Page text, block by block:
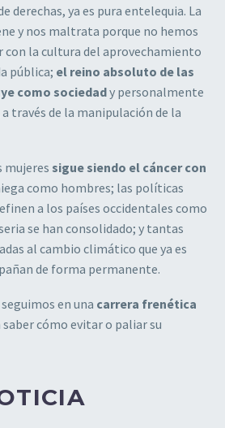
derechas, ya es pura entelequia. La
y nos maltrata porque no hemos
con la cultura del aprovechamiento
pública; el reino absoluto de las
como sociedady personalmente
través de la manipulación de la
mujeres sigue siendo el cáncer con
como hombres; las políticas
a los países occidentales como
se han consolidado; y tantas
al cambio climático que ya es
de forma permanente.
en una carrera frenética
saber cómo evitar o paliar su